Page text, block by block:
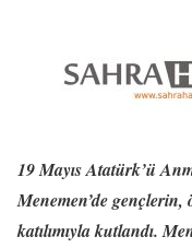
19 Mayıs Atatürk’ü
Menemen’de
katılımıyla kutlandı.